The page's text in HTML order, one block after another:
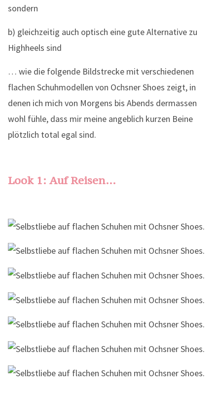
sondern
b) gleichzeitig auch optisch eine gute Alternative zu
Highheels sind
… wie die folgende Bildstrecke mit verschiedenen
flachen Schuhmodellen von Ochsner Shoes zeigt, in
denen ich mich von Morgens bis Abends dermassen
wohl fühle, dass mir meine angeblich kurzen Beine
plötzlich total egal sind.
Look 1: Auf Reisen…